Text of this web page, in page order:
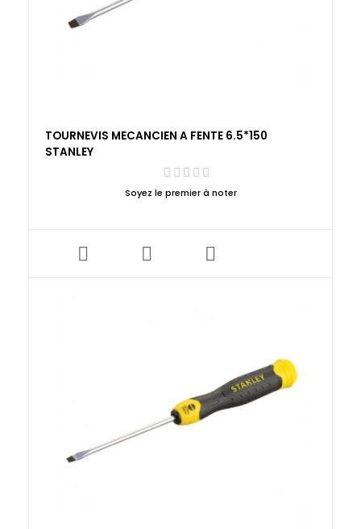
TOURNEVIS MECANCIEN A FENTE 6.5*150
STANLEY
Soyez le premier à noter